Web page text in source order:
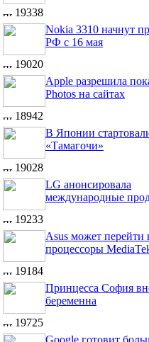
19338
Nokia 3310 начнут
РФ с 16 мая
19020
Apple разрешила
Photos на сайтах
18942
В Японии
«Тамагочи»
19028
LG анонсировала
международные
19233
Asus может перейти
процессоры
19184
Принцесса София
беременна
19725
Google готовит